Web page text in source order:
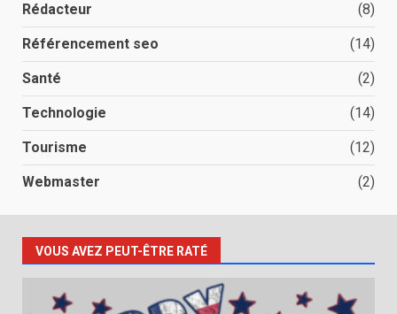
Rédacteur (8)
Référencement seo (14)
Santé (2)
Technologie (14)
Tourisme (12)
Webmaster (2)
VOUS AVEZ PEUT-ÊTRE RATÉ